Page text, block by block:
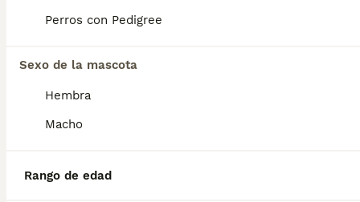
Perros con Pedigree
Sexo de la mascota
Hembra
Macho
Rango de edad
puede competir en eventos de compañía y
¿Cuánto cuestan los
Heeler?